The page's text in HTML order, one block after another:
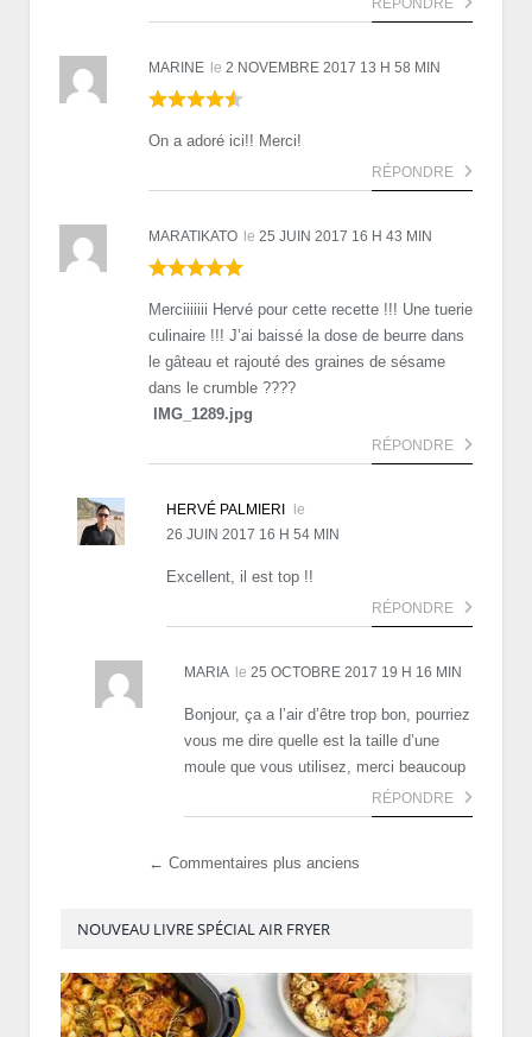
RÉPONDRE
MARINE le 2 NOVEMBRE 2017 13 H 58 MIN
On a adoré ici!! Merci!
RÉPONDRE
MARATIKATO le 25 JUIN 2017 16 H 43 MIN
Merciiiiiii Hervé pour cette recette !!! Une tuerie
culinaire !!! J’ai baissé la dose de beurre dans
le gâteau et rajouté des graines de sésame
dans le crumble ????
IMG_1289.jpg
RÉPONDRE
HERVÉ PALMIERI
le
26 JUIN 2017 16 H 54 MIN
Excellent, il est top !!
RÉPONDRE
MARIA le 25 OCTOBRE 2017 19 H 16 MIN
Bonjour, ça a l’air d’être trop bon, pourriez
vous me dire quelle est la taille d’une
moule que vous utilisez, merci beaucoup
RÉPONDRE
← Commentaires plus anciens
NOUVEAU LIVRE SPÉCIAL AIR FRYER